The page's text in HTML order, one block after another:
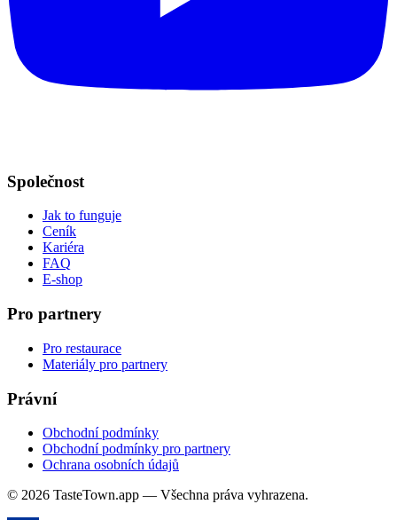
Společnost
Jak to funguje
Ceník
Kariéra
FAQ
E-shop
Pro partnery
Pro restaurace
Materiály pro partnery
Právní
Obchodní podmínky
Obchodní podmínky pro partnery
Ochrana osobních údajů
© 2026 TasteTown.app — Všechna práva vyhrazena.